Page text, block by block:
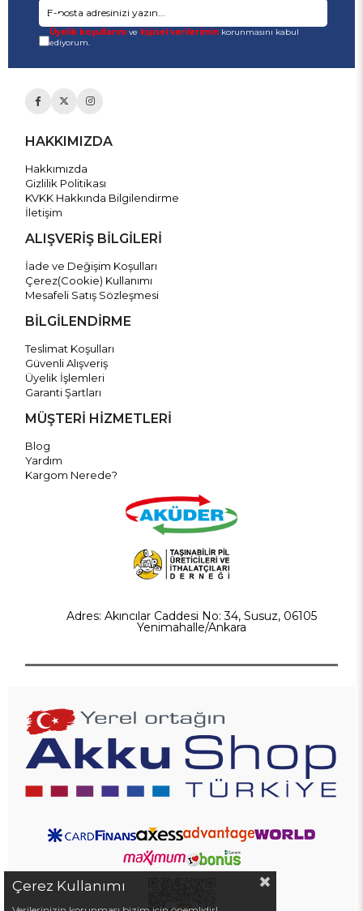
Üyelik koşullarınıve kişisel verileriminkorunmasını kabul
ediyorum.
HAKKIMIZDA
Hakkımızda
Gizlilik Politikası
KVKK Hakkında Bilgilendirme
İletişim
ALIŞVERİŞ BİLGİLERİ
İade ve Değişim Koşulları
Çerez(Cookie) Kullanımı
Mesafeli Satış Sözleşmesi
BİLGİLENDİRME
Teslimat Koşulları
Güvenli Alışveriş
Üyelik İşlemleri
Garanti Şartları
MÜŞTERİ HİZMETLERİ
Blog
Yardım
Kargom Nerede?
Adres: Akıncılar Caddesi No: 34, Susuz, 06105
Yenimahalle/Ankara
Çerez Kullanımı